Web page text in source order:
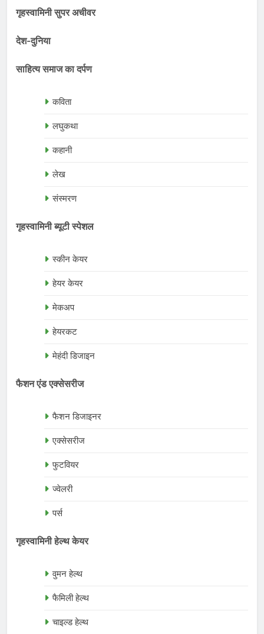
गृहस्वामिनी सुपर अचीवर
देश-दुनिया
साहित्य समाज का दर्पण
कविता
लघुकथा
कहानी
लेख
संस्मरण
गृहस्वामिनी ब्यूटी स्पेशल
स्कीन केयर
हेयर केयर
मेकअप
हेयरकट
मेहंदी डिजाइन
फैशन एंड एक्सेसरीज
फैशन डिजाइनर
एक्सेसरीज
फुटवियर
ज्वेलरी
पर्स
गृहस्वामिनी हेल्थ केयर
वुमन हेल्थ
फैमिली हेल्थ
चाइल्ड हेल्थ